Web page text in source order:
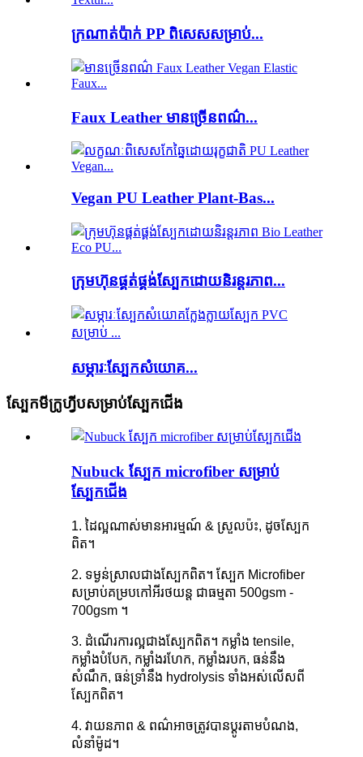
ក្រណាត់ប៉ាក់ PP ពិសេសសម្រាប់...
Faux Leather មានច្រើនពណ៌...
Vegan PU Leather Plant-Bas...
ក្រុមហ៊ុនផ្គត់ផ្គង់ស្បែកដោយនិរន្តរភាព...
សម្ភារៈស្បែកសំយោគ...
ស្បែកមីក្រូហ្វីបសម្រាប់ស្បែកជើង
Nubuck ស្បែក microfiber សម្រាប់
ស្បែកជើង
1. ដៃល្អណាស់មានអារម្មណ៍ & ស្រួលប៉ះ, ដូចស្បែក
ពិត។
2. ទម្ងន់ស្រាលជាងស្បែកពិត។ ស្បែក Microfiber
សម្រាប់គម្របកៅអីរថយន្ត ជាធម្មតា 500gsm -
700gsm ។
3. ដំណើរការល្អជាងស្បែកពិត។ កម្លាំង tensile,
កម្លាំងបំបែក, កម្លាំងរហែក, កម្លាំងរបក, ធន់នឹង
សំណឹក, ធន់ទ្រាំនឹង hydrolysis ទាំងអស់លើសពី
ស្បែកពិត។
4. វាយនភាព & ពណ៌អាចត្រូវបានប្ដូរតាមបំណង,
លំនាំម៉ូដ។